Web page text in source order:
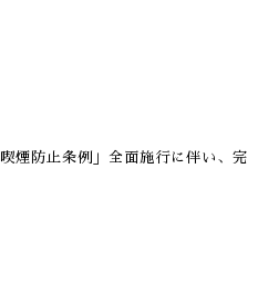
煙防止条例」全面施行に伴い、完